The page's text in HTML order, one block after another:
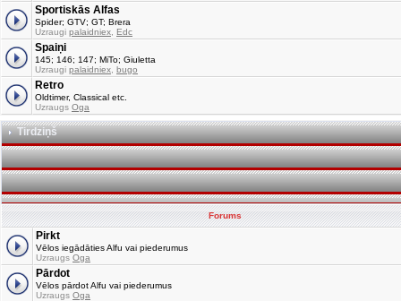
Sportiskās Alfas
Spider; GTV; GT; Brera
Uzraugi palaidniex Edc
Spaiņi
145; 146; 147; MiTo; Giuletta
Uzraugi palaidniex bugo
Retro
Oldtimer, Classical etc.
Uzraugs Oga
Tirdziņš
Forums
Pirkt
Vēlos iegādāties Alfu vai piederumus
Uzraugs Oga
Pārdot
Vēlos pārdot Alfu vai piederumus
Uzraugs Oga